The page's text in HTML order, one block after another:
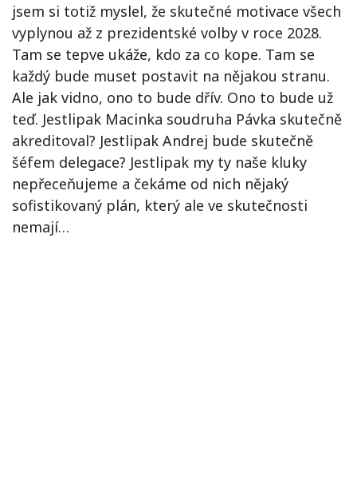
jsem si totiž myslel, že skutečné motivace všech
vyplynou až z prezidentské volby v roce 2028.
Tam se tepve ukáže, kdo za co kope. Tam se
každý bude muset postavit na nějakou stranu.
Ale jak vidno, ono to bude dřív. Ono to bude už
teď. Jestlipak Macinka soudruha Pávka skutečně
akreditoval? Jestlipak Andrej bude skutečně
šéfem delegace? Jestlipak my ty naše kluky
nepřeceňujeme a čekáme od nich nějaký
sofistikovaný plán, který ale ve skutečnosti
nemají…